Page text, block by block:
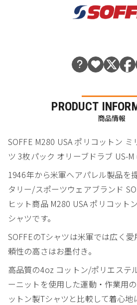
PRODUCT
商品情報
SOFFE M280 USA ポリコットン
ツ 3枚パック オリーブドラブ US-
1946年から米軍へアパレル製品を
タリー/スポーツウェアブランド
ヒット商品 M280 USA ポリコット
シャツです。
SOFFEのTシャツは米軍では広く
頼性の高さはお墨付き。
高品質の4oz コットン/ポリエステ
ーニットを使用した運動・作業用
ットン製Tシャツと比較して着心